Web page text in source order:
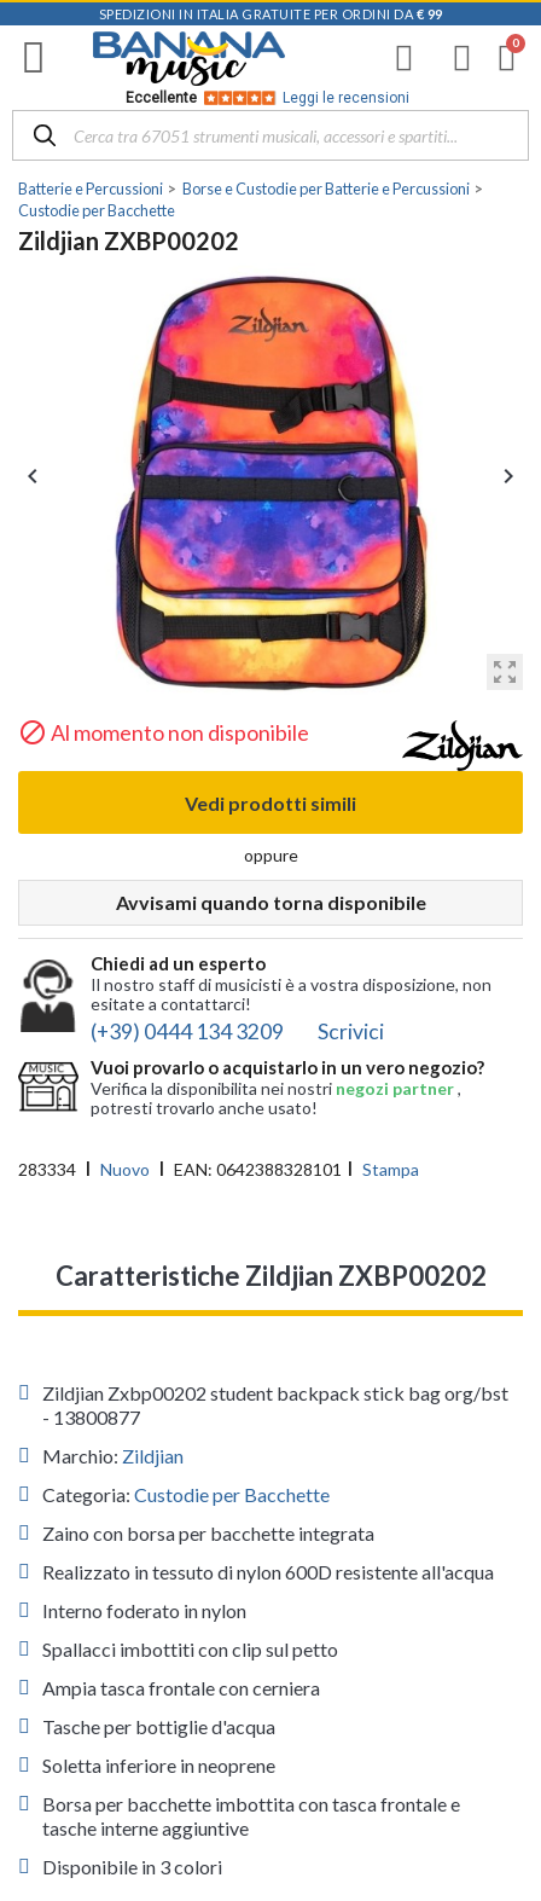
SPEDIZIONI IN ITALIA GRATUITE PER ORDINI DA € 99
Eccellente Leggi le recensioni
Batterie e Percussioni
Borse e Custodie per Batterie e Percussioni
Custodie per Bacchette
Zildjian ZXBP00202
zoom_out_map
 
 Al momento non disponibile
Vedi prodotti simili
oppure
Avvisami quando torna disponibile
Chiedi ad un esperto
Il nostro staff di musicisti è a vostra disposizione, non
esitate a contattarci!
(+39) 0444 134 3209 Scrivici
Vuoi provarlo o acquistarlo in un vero negozio?
Verifica la disponibilita nei nostri negozi partner,
potresti trovarlo anche usato!
283334 Nuovo EAN: 0642388328101 Stampa
Caratteristiche Zildjian ZXBP00202
Zildjian Zxbp00202 student backpack stick bag org/bst
- 13800877
Marchio: Zildjian
Categoria: Custodie per Bacchette
Zaino con borsa per bacchette integrata
Realizzato in tessuto di nylon 600D resistente all'acqua
Interno foderato in nylon
Spallacci imbottiti con clip sul petto
Ampia tasca frontale con cerniera
Tasche per bottiglie d'acqua
Soletta inferiore in neoprene
Borsa per bacchette imbottita con tasca frontale e
tasche interne aggiuntive
Disponibile in 3 colori